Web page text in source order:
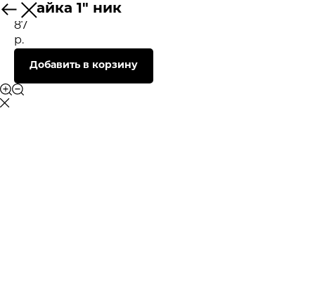
К/гайка 1" ник
87
р.
Добавить в корзину